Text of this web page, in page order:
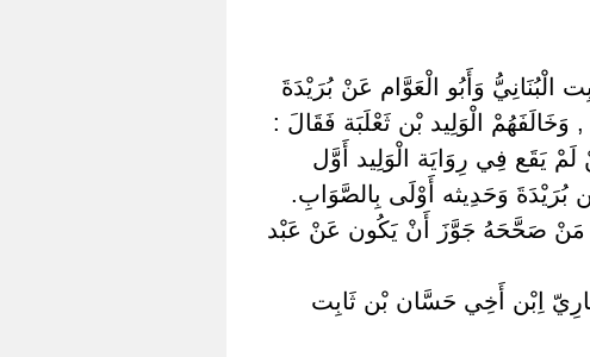
وَأَبُو الْعَوَّام عَنْ بُرَيْدَةَ
الْوَلِيد بْن ثَعْلَبَة فَقَالَ :
يَقَع فِي رِوَايَة الْوَلِيد أَوَّل
بُرَيْدَةَ وَحَدِيثه أَوْلَى بِالصَّوَابِ.
مَنْ صَحَّحَهُ جَوَّزَ أَنْ يَكُون عَنْ عَبْد
اِبْن أَخِي حَسَّان بْن ثَابِت